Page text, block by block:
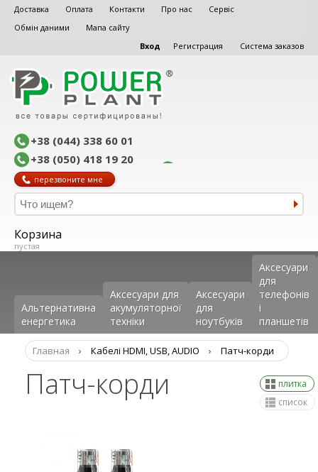
Доставка Оплата Контакти Про нас
Сервіс
Обмін даними
Мапа сайту
Вход
Регистрация Система заказов
+38 (044) 338 60 01
+38 (050) 418 19 20
перезвоните мне
Корзина
пустая
Альтернативна
енергетика
Аксесуари для
акумуляторної
техніки
Аксесуари
для
ноутбуків
Аксеcуари
для
телефонів
і
планшетів
Главная › Кабелі HDMI, USB, AUDIO › Патч-корди
Патч-корди
плитка
список